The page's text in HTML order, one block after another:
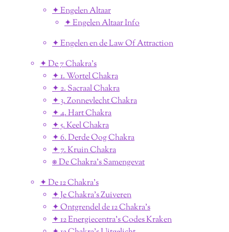
✦ Engelen Altaar
✦ Engelen Altaar Info
✦ Engelen en de Law Of Attraction
✦ De 7 Chakra's
✦ 1. Wortel Chakra
✦ 2. Sacraal Chakra
✦ 3. Zonnevlecht Chakra
✦ 4. Hart Chakra
✦ 5. Keel Chakra
✦ 6. Derde Oog Chakra
✦ 7. Kruin Chakra
⎈ De Chakra's Samengevat
✦ De 12 Chakra's
✦ Je Chakra's Zuiveren
✦ Ontgrendel de 12 Chakra's
✦ 12 Energiecentra's Codes Kraken